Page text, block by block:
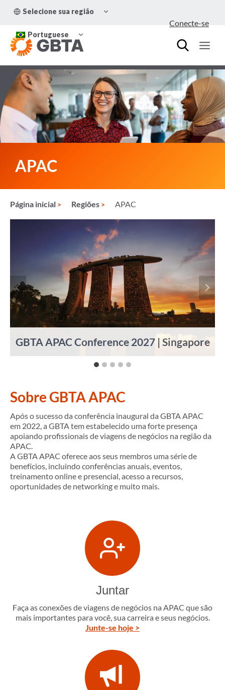
para
Conteúdo
Selecione sua região
MENU
Portuguese
MENU
FILHO
Conecte-se
APAC
Página inicial Regiões APAC
GBTA APAC Conference 2027 | Singapore
Sobre GBTA APAC
Após o sucesso da conferência inaugural da GBTA APAC
em 2022, a GBTA tem estabelecido uma forte presença
apoiando profissionais de viagens de negócios na região da
APAC.
A GBTA APAC oferece aos seus membros uma série de
benefícios, incluindo conferências anuais, eventos,
treinamento online e presencial, acesso a recursos,
oportunidades de networking e muito mais.
Juntar
Faça as conexões de viagens de negócios na APAC que são
mais importantes para você, sua carreira e seus negócios.
Junte-se hoje >